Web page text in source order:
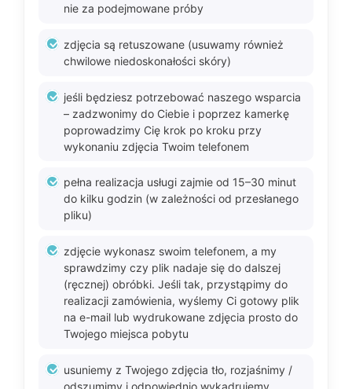
nie za podejmowane próby
zdjęcia są retuszowane (usuwamy również
chwilowe niedoskonałości skóry)
jeśli będziesz potrzebować naszego wsparcia
– zadzwonimy do Ciebie i poprzez kamerkę
poprowadzimy Cię krok po kroku przy
wykonaniu zdjęcia Twoim telefonem
pełna realizacja usługi zajmie od 15–30 minut
do kilku godzin (w zależności od przesłanego
pliku)
zdjęcie wykonasz swoim telefonem, a my
sprawdzimy czy plik nadaje się do dalszej
(ręcznej) obróbki. Jeśli tak, przystąpimy do
realizacji zamówienia, wyślemy Ci gotowy plik
na e-mail lub wydrukowane zdjęcia prosto do
Twojego miejsca pobytu
usuniemy z Twojego zdjęcia tło, rozjaśnimy /
odszumimy i odpowiednio wykadrujemy